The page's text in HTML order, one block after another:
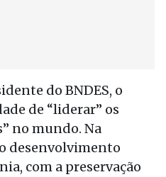
do BNDES, o
de “liderar” os
no mundo. Na
desenvolvimento
com a preservação